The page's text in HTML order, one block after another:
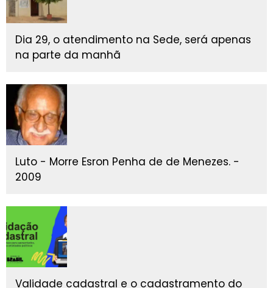
Dia 29, o atendimento na Sede, será apenas
na parte da manhã
Luto - Morre Esron Penha de de Menezes. -
2009
Validade cadastral e o cadastramento do